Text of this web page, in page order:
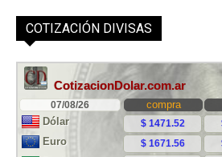
COTIZACIÓN DIVISAS